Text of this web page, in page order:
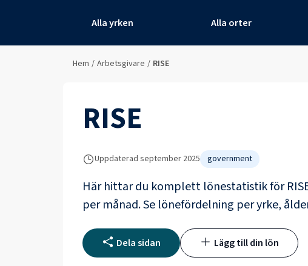
Alla yrken Alla orter
Hem / Arbetsgivare / RISE
RISE
Uppdaterad september 2025 government
Här hittar du komplett lönestatistik för
per månad.Se lönefördelning per yrke,
Dela sidan Lägg till din lön